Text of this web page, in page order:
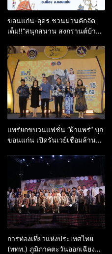
ขอนแก่น-อุดร ชวนม่วนคักจัด
เต็ม!!“สนุกสนาน สงกรานต์บ้าน
2026 เทศกาลวิถีน้ำ…วิถีไทย”
แพร่ยกขบวนแฟชั่น “ผ้าแพร่” บุก
ขอนแก่น เปิดรันเวย์เชื่อมล้าน
ตลาดสากล ชวนช้อปถึง 15 มี.ค.
ที่เซ็นทรัล ขอนแก่น
การท่องเที่ยวแห่งประเทศไทย
(ททท.) ภูมิภาคตะวันออกเฉียง